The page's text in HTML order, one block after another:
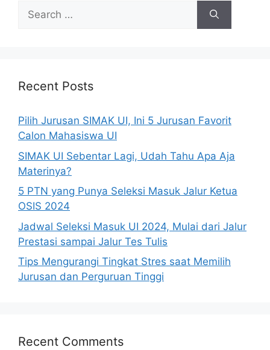
Recent Posts
Pilih Jurusan SIMAK UI, Ini 5 Jurusan Favorit
Calon Mahasiswa UI
SIMAK UI Sebentar Lagi, Udah Tahu Apa Aja
Materinya?
5 PTN yang Punya Seleksi Masuk Jalur Ketua
OSIS 2024
Jadwal Seleksi Masuk UI 2024, Mulai dari Jalur
Prestasi sampai Jalur Tes Tulis
Tips Mengurangi Tingkat Stres saat Memilih
Jurusan dan Perguruan Tinggi
Recent Comments